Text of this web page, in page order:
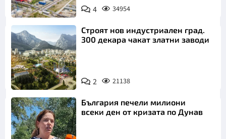
4 34954
Строят нов индустриален град.
300 декара чакат златни заводи
2 21138
България печели милиони
всеки ден от кризата по Дунав